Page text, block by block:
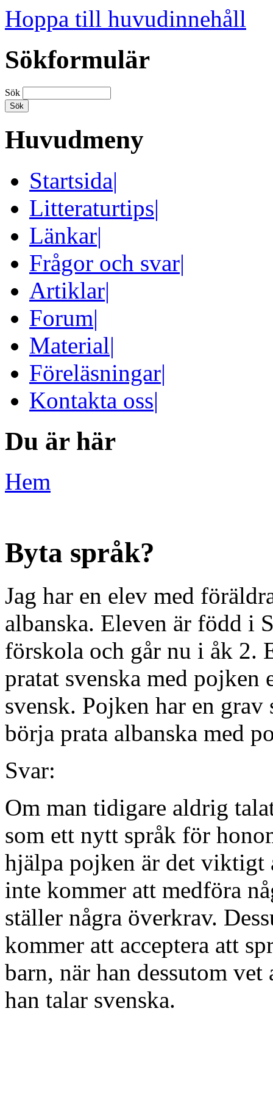
Hoppa till huvudinnehåll
Sökformulär
Sök
Huvudmeny
Startsida|
Litteraturtips|
Länkar|
Frågor och svar|
Artiklar|
Forum|
Material|
Föreläsningar|
Kontakta oss|
Du är här
Hem
Byta språk?
Jag har en elev med
albanska. Eleven är född i
förskola och går nu i åk 2.
pratat svenska med
svensk. Pojken har en
börja prata albanska med
Svar:
Om man tidigare aldrig
som ett nytt språk för
hjälpa pojken är det viktigt
inte kommer att medföra
ställer några överkrav.
kommer att acceptera att
barn, när han dessutom
han talar svenska.